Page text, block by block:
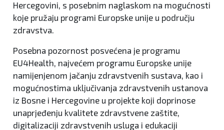
Hercegovini, s posebnim naglaskom na mogućnosti
koje pružaju programi Europske unije u području
zdravstva.
Posebna pozornost posvećena je programu
EU4Health, najvećem programu Europske unije
namijenjenom jačanju zdravstvenih sustava, kao i
mogućnostima uključivanja zdravstvenih ustanova
iz Bosne i Hercegovine u projekte koji doprinose
unaprjeđenju kvalitete zdravstvene zaštite,
digitalizaciji zdravstvenih usluga i edukaciji